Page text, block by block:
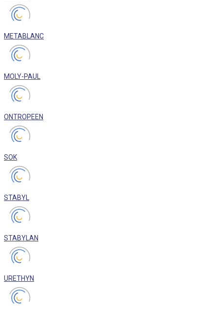
METABLANC
MOLY-PAUL
ONTROPEEN
SOK
STABYL
STABYLAN
URETHYN